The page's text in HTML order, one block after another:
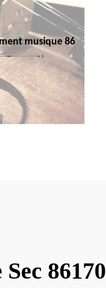
musique 86
86170